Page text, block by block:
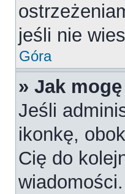
jeśli nie
Góra
» Jak
Jeśli
ikonkę,
Cię do
wiadomości.